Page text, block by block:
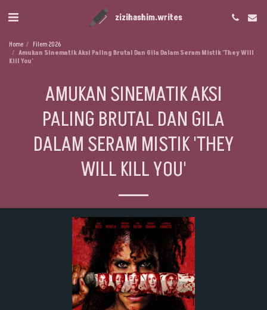
zizihashim.writes
Home
Filem 2026
Amukan Sinematik Aksi Paling Brutal Dan Gila Dalam Seram Mistik 'They Will
Kill You'
AMUKAN SINEMATIK AKSI
PALING BRUTAL DAN GILA
DALAM SERAM MISTIK 'THEY
WILL KILL YOU'